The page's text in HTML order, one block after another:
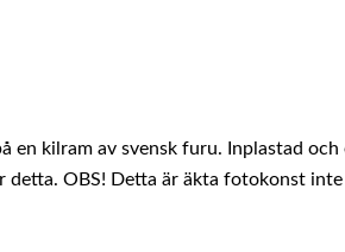
en kilram av svensk furu. Inplastad och
OBS! Detta är äkta fotokonst